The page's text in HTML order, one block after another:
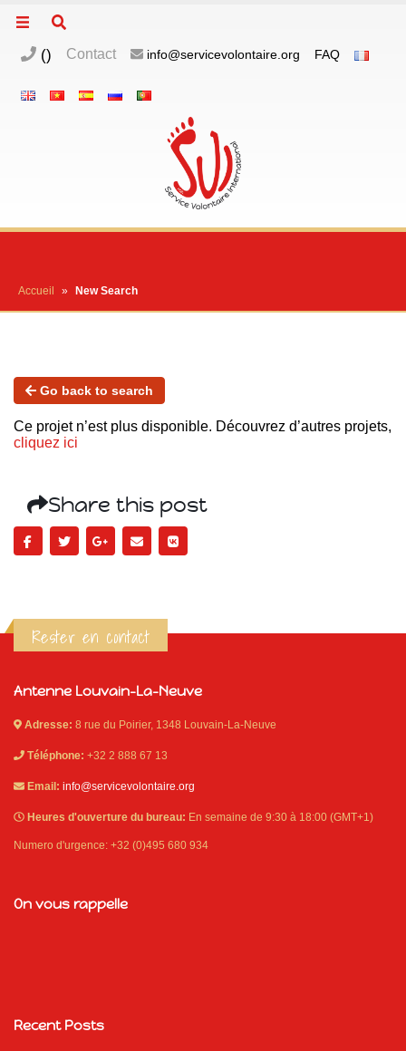
() Contact info@servicevolontaire.org FAQ
Accueil » New Search
Go back to search
Ce projet n’est plus disponible. Découvrez d’autres projets,
cliquez ici
Share this post
Rester en contact
Antenne Louvain-La-Neuve
Adresse: 8 rue du Poirier, 1348 Louvain-La-Neuve
Téléphone: +32 2 888 67 13
Email: info@servicevolontaire.org
Heures d'ouverture du bureau: En semaine de 9:30 à 18:00 (GMT+1)
Numero d'urgence: +32 (0)495 680 934
On vous rappelle
Recent Posts